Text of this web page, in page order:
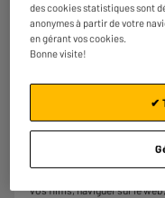
Découvrez la
256Go Gris
Ecran : 10,5 pouces
vos films, naviguer sur le
des cookies statistiques sont
anonymes à partir de votre
en gérant vos cookies.
Bonne visite!
✔